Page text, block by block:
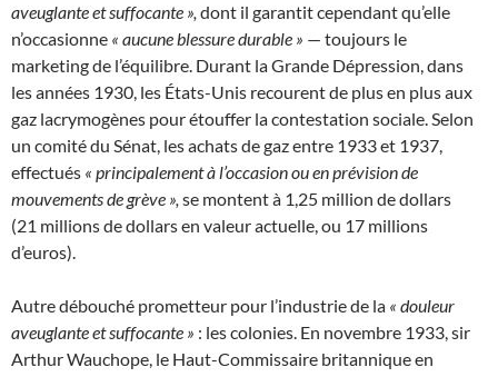
aveuglante et suffocante », dont il garantit cependant qu’elle
n’occasionne « aucune blessure durable » — toujours le
marketing de l’équilibre. Durant la Grande Dépression, dans
les années 1930, les États-Unis recourent de plus en plus aux
gaz lacrymogènes pour étouffer la contestation sociale. Selon
un comité du Sénat, les achats de gaz entre 1933 et 1937,
effectués « principalement à l’occasion ou en prévision de
mouvements de grève », se montent à 1,25 million de dollars
(21 millions de dollars en valeur actuelle, ou 17 millions
d’euros).
Autre débouché prometteur pour l’industrie de la « douleur
aveuglante et suffocante » : les colonies. En novembre 1933, sir
Arthur Wauchope, le Haut-Commissaire britannique en